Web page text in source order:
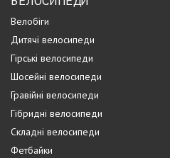
Велобіги
Дитячі велосипеди
Гірські велосипеди
Шосейні велосипеди
Гравійні велосипеди
Гібридні велосипеди
Складні велосипеди
Фетбайки